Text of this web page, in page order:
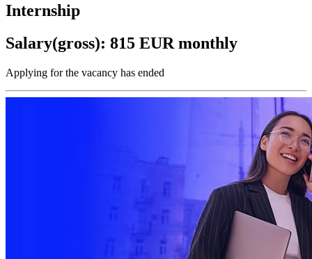
Internship
Salary(gross): 815 EUR monthly
Applying for the vacancy has ended